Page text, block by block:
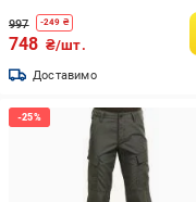
997 -249 ₴
748 ₴/шт.
Доставимо